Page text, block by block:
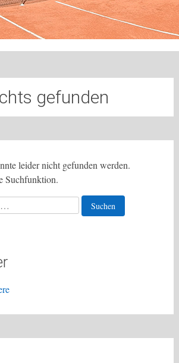
gefunden
leider nicht gefunden werden.
Suchfunktion.